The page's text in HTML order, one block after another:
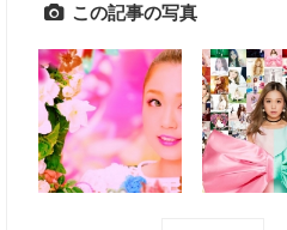
この記事の写真